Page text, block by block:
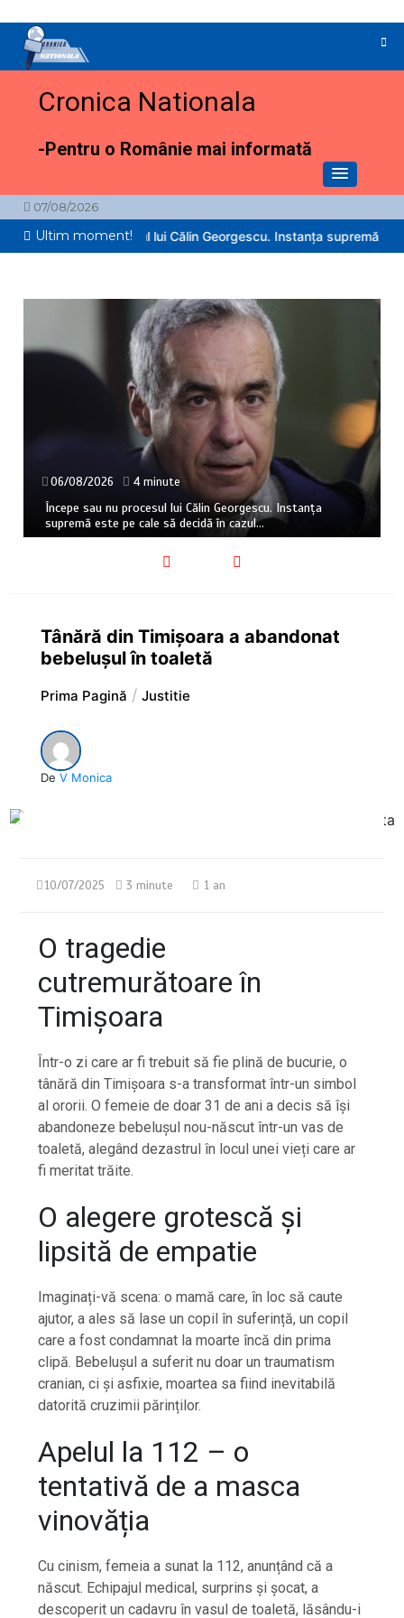
conținut
Cronica Nationala
-Pentru o Românie mai informată
07/08/2026
Ultim moment!
sau nu procesul lui Călin Georgescu. Instanța supremă urmează
06/08/2026 4 minute
Începe sau nu procesul lui Călin Georgescu. Instanța
supremă este pe cale să decidă în cazul…
Tânără din Timișoara a abandonat
bebelușul în toaletă
Prima Pagină Justitie
De V Monica
10/07/2025 3 minute 1 an
O tragedie
cutremurătoare în
Timișoara
Într-o zi care ar fi trebuit să fie plină de bucurie, o
tânără din Timișoara s-a transformat într-un simbol
al ororii. O femeie de doar 31 de ani a decis să își
abandoneze bebelușul nou-născut într-un vas de
toaletă, alegând dezastrul în locul unei vieți care ar
fi meritat trăite.
O alegere grotescă și
lipsită de empatie
Imaginați-vă scena: o mamă care, în loc să caute
ajutor, a ales să lase un copil în suferință, un copil
care a fost condamnat la moarte încă din prima
clipă. Bebelușul a suferit nu doar un traumatism
cranian, ci și asfixie, moartea sa fiind inevitabilă
datorită cruzimii părinților.
Apelul la 112 – o
tentativă de a masca
vinovăția
Cu cinism, femeia a sunat la 112, anunțând că a
născut. Echipajul medical, surprins și șocat, a
descoperit un cadavru în vasul de toaletă, lăsându-i